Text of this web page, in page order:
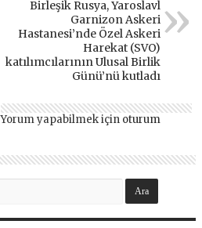
Birleşik Rusya, Yaroslavl
Garnizon Askeri
Hastanesi’nde Özel Askeri
Harekat (SVO)
katılımcılarının Ulusal Birlik
Günü’nü kutladı
Yorum yapabilmek için oturum